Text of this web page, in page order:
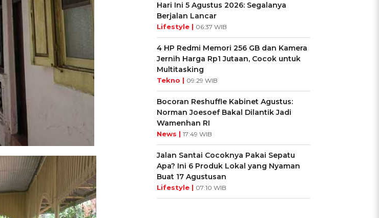
Hari Ini 5 Agustus 2026: Segalanya
Berjalan Lancar
Lifestyle | 06:37 WIB
4 HP Redmi Memori 256 GB dan Kamera
Jernih Harga Rp1 Jutaan, Cocok untuk
Multitasking
Tekno | 09:29 WIB
Bocoran Reshuffle Kabinet Agustus:
Norman Joesoef Bakal Dilantik Jadi
Wamenhan RI
News | 17:49 WIB
Jalan Santai Cocoknya Pakai Sepatu
Apa? Ini 6 Produk Lokal yang Nyaman
Buat 17 Agustusan
Lifestyle | 07:10 WIB